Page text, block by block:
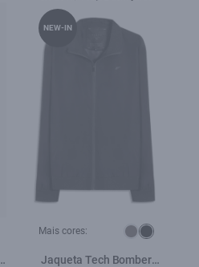
Mais cores:
Jaqueta Tech Bomber
NEW-IN